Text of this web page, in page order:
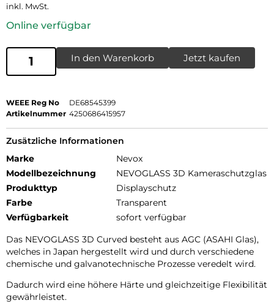
inkl. MwSt.
Online verfügbar
In den Warenkorb Jetzt kaufen
WEEE Reg No
DE68545399
Artikelnummer 4250686415957
Zusätzliche Informationen
Marke
Nevox
Modellbezeichnung
NEVOGLASS 3D Kameraschutzglas
Produkttyp
Displayschutz
Farbe
Transparent
Verfügbarkeit
sofort verfügbar
Das NEVOGLASS 3D Curved besteht aus AGC (ASAHI Glas),
welches in Japan hergestellt wird und durch verschiedene
chemische und galvanotechnische Prozesse veredelt wird.
Dadurch wird eine höhere Härte und gleichzeitige Flexibilität
gewährleistet.